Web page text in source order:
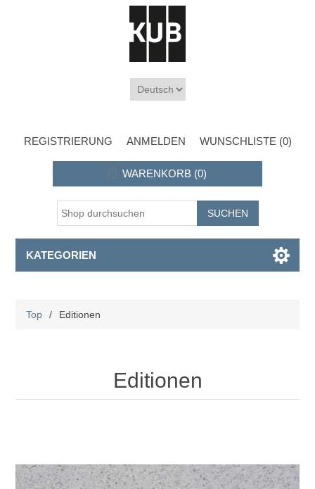
REGISTRIERUNG ANMELDEN WUNSCHLISTE (0)
WARENKORB (0)
KATEGORIEN
Top / Editionen
Editionen